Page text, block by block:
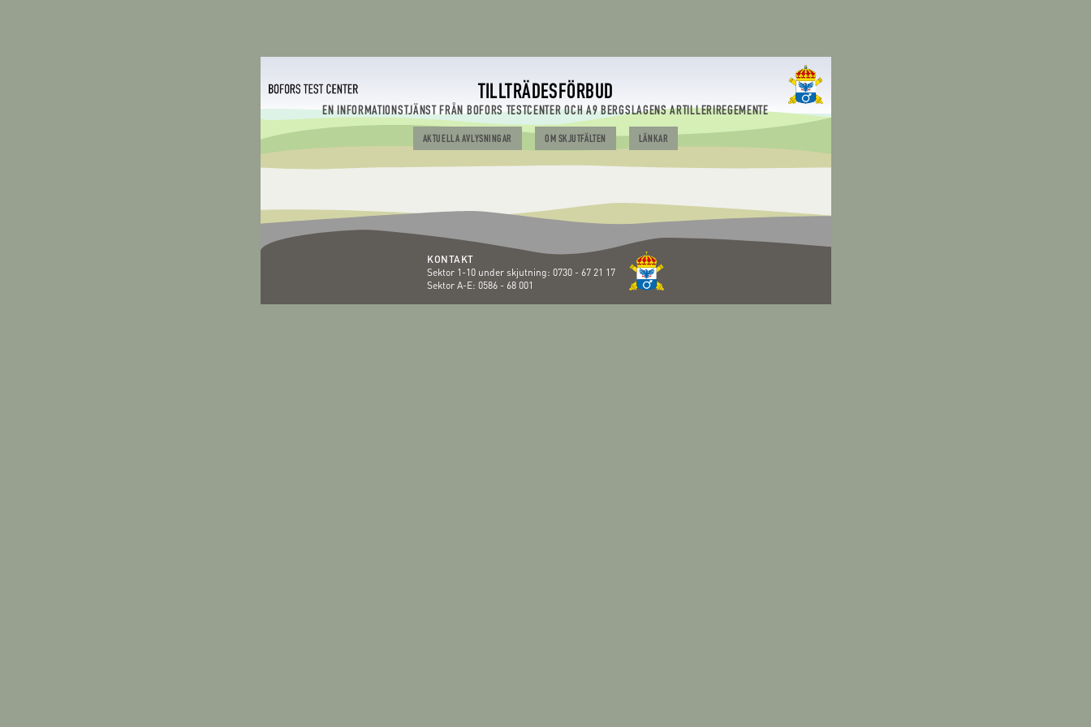
TILLTRÄDESFÖRBUD
EN INFORMATIONSTJÄNST FRÅN BOFORS TESTCENTER OCH A9 BERGSLAGENS ARTILLERIREGEMENTE
AKTUELLA AVLYSNINGAR OM SKJUTFÄLTEN LÄNKAR
KONTAKT
Sektor 1-10 under skjutning: 0730 - 67 21 17
Sektor A-E: 0586 - 68 001